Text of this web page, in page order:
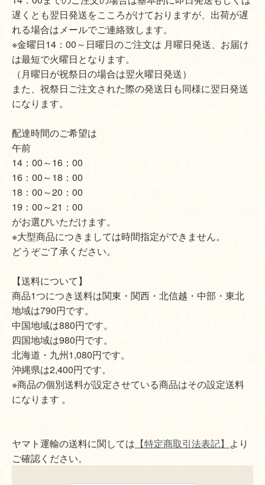
遅くとも翌日発送をこころがけておりますが、出荷が遅
れる場合はメールでご連絡致します。
※金曜日14：00～日曜日のご注文は 月曜日発送、お届け
は最短で火曜日となります。
（月曜日が祝祭日の場合は翌火曜日発送）
また、祝祭日ご注文された際の発送日も同様に翌日発送
になります。
配達時間のご希望は
午前
14：00～16：00
16：00～18：00
18：00～20：00
19：00～21：00
がお選びいただけます。
※大型商品につきましては時間指定ができません。
どうぞご了承ください。
【送料について】
商品1つにつき送料は関東・関西・北信越・中部・東北
地域は790円です。
中国地域は880円です。
四国地域は980円です。
北海道・九州1,080円です。
沖縄県は2,400円です。
※商品の個別送料が設定させている商品はその設定送料
になります 。
ヤマト運輸の送料に関しては 【特定商取引法表記】 より
ご確認ください。